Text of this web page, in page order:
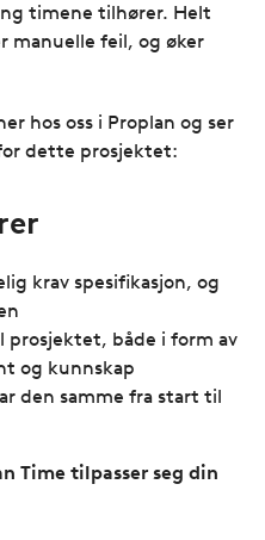
timene tilhører. Helt
manuelle feil, og øker
hos oss i Proplan og ser
dette prosjektet:
krav spesifikasjon, og
prosjektet, både i form av
og kunnskap
den samme fra start til
Time tilpasser seg din